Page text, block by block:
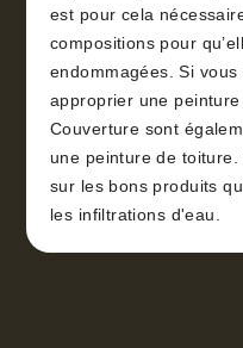
est pour cela
compositions pour
endommagées. Si
approprier une
Couverture sont
une peinture de
sur les bons produits
les infiltrations d'eau.